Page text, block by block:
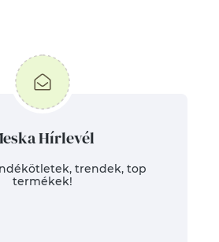
Hírlevél
trendek, top
termékek!